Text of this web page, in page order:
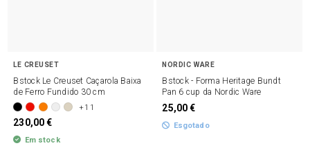
LE CREUSET
Bstock Le Creuset Caçarola Baixa
de Ferro Fundido 30 cm
+11
230,00 €
Em stock
NORDIC WARE
Bstock - Forma Heritage Bundt
Pan 6 cup da Nordic Ware
25,00 €
Esgotado